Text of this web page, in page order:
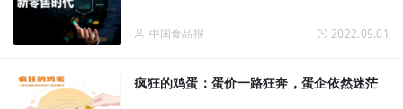
中国食品报 2022.09.01
疯狂的鸡蛋：蛋价一路狂奔，蛋企依然迷茫